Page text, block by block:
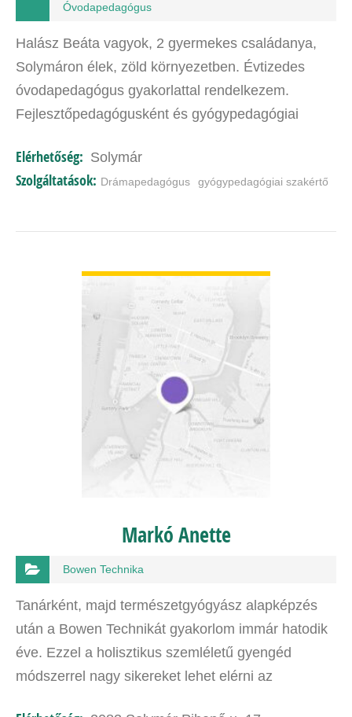
Óvodapedagógus
Halász Beáta vagyok, 2 gyermekes családanya,
Solymáron élek, zöld környezetben. Évtizedes
óvodapedagógus gyakorlattal rendelkezem.
Fejlesztőpedagógusként és gyógypedagógiai
játékos fejlesztése, tanuláshoz…
Elérhetőség: Solymár
Szolgáltatások: Drámapedagógus gyógypedagógiai szakértő
Markó Anette
Bowen Technika
Tanárként, majd természetgyógyász alapképzés
után a Bowen Technikát gyakorlom immár hatodik
éve. Ezzel a holisztikus szemléletű gyengéd
módszerrel nagy sikereket lehet elérni az